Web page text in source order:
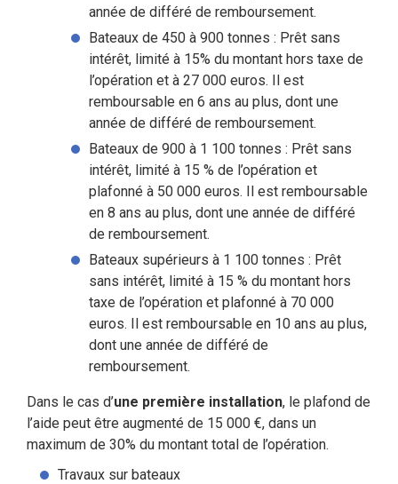
année de différé de remboursement.
Bateaux de 450 à 900 tonnes : Prêt sans
intérêt, limité à 15% du montant hors taxe de
l’opération et à 27 000 euros. Il est
remboursable en 6 ans au plus, dont une
année de différé de remboursement.
Bateaux de 900 à 1 100 tonnes : Prêt sans
intérêt, limité à 15 % de l’opération et
plafonné à 50 000 euros. Il est remboursable
en 8 ans au plus, dont une année de différé
de remboursement.
Bateaux supérieurs à 1 100 tonnes : Prêt
sans intérêt, limité à 15 % du montant hors
taxe de l’opération et plafonné à 70 000
euros. Il est remboursable en 10 ans au plus,
dont une année de différé de
remboursement.
Dans le cas d’une première installation, le plafond de
l’aide peut être augmenté de 15 000 €, dans un
maximum de 30% du montant total de l’opération.
Travaux sur bateaux